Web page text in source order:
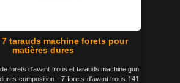
tarauds machine forets pour
matières dures
forets d'avant trous et tarauds machine gun
composition - 7 forets d'avant trous 141